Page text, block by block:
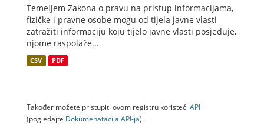
Temeljem Zakona o pravu na pristup informacijama,
fizičke i pravne osobe mogu od tijela javne vlasti
zatražiti informaciju koju tijelo javne vlasti posjeduje,
njome raspolaže...
CSV PDF
Također možete pristupiti ovom registru koristeći API
(pogledajte Dokumenаtаcijа API-jа).